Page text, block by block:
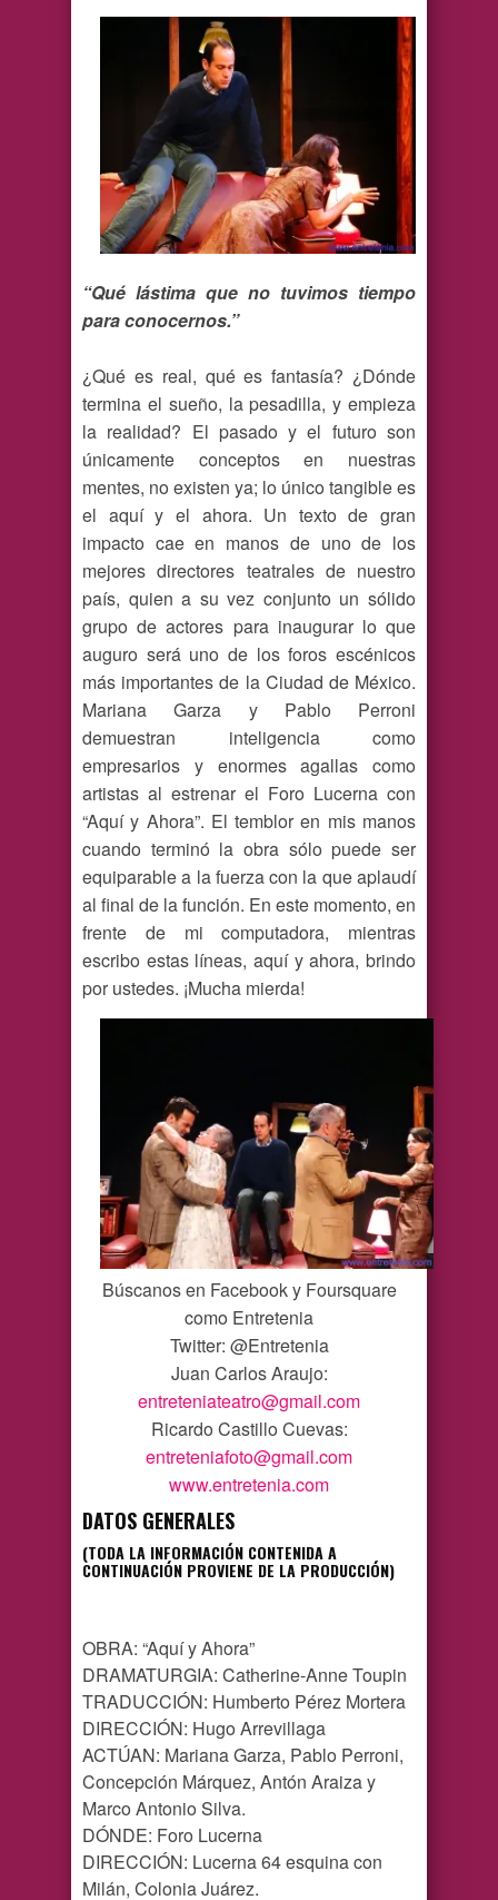
“Qué lástima que no tuvimos tiempo
para conocernos.”
¿Qué es real, qué es fantasía? ¿Dónde
termina el sueño, la pesadilla, y empieza
la realidad? El pasado y el futuro son
únicamente conceptos en nuestras
mentes, no existen ya; lo único tangible es
el aquí y el ahora. Un texto de gran
impacto cae en manos de uno de los
mejores directores teatrales de nuestro
país, quien a su vez conjunto un sólido
grupo de actores para inaugurar lo que
auguro será uno de los foros escénicos
más importantes de la Ciudad de México.
Mariana Garza y Pablo Perroni
demuestran inteligencia como
empresarios y enormes agallas como
artistas al estrenar el Foro Lucerna con
“Aquí y Ahora”. El temblor en mis manos
cuando terminó la obra sólo puede ser
equiparable a la fuerza con la que aplaudí
al final de la función. En este momento, en
frente de mi computadora, mientras
escribo estas líneas, aquí y ahora, brindo
por ustedes. ¡Mucha mierda!
Búscanos en Facebook y Foursquare
como Entretenia
Twitter: @Entretenia
Juan Carlos Araujo:
entreteniateatro@gmail.com
Ricardo Castillo Cuevas:
entreteniafoto@gmail.com
www.entretenia.com
DATOS GENERALES
(TODA LA INFORMACIÓN CONTENIDA A
CONTINUACIÓN PROVIENE DE LA PRODUCCIÓN)
OBRA: “Aquí y Ahora”
DRAMATURGIA: Catherine-Anne Toupin
TRADUCCIÓN: Humberto Pérez Mortera
DIRECCIÓN: Hugo Arrevillaga
ACTÚAN: Mariana Garza, Pablo Perroni,
Concepción Márquez, Antón Araiza y
Marco Antonio Silva.
DÓNDE: Foro Lucerna
DIRECCIÓN: Lucerna 64 esquina con
Milán, Colonia Juárez.